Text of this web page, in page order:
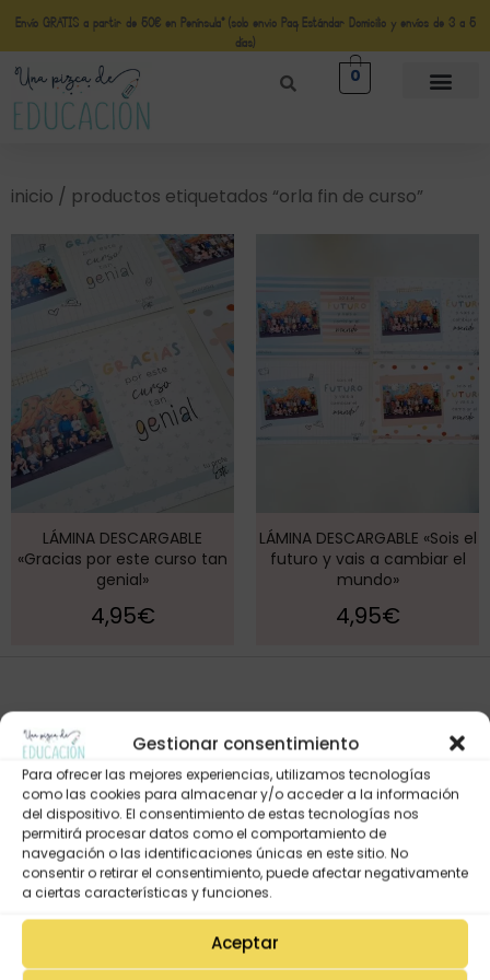
Gestionar consentimiento
Para ofrecer las mejores experiencias, utilizamos tecnologías
como las cookies para almacenar y/o acceder a la información
del dispositivo. El consentimiento de estas tecnologías nos
permitirá procesar datos como el comportamiento de
navegación o las identificaciones únicas en este sitio. No
consentir o retirar el consentimiento, puede afectar negativamente
a ciertas características y funciones.
Aceptar
Envío GRATIS a partir de 50€ en Península* (solo envio Paq Estándar Domicilio y envíos de 3 a 5
días)
0
inicio / productos etiquetados “orla fin de curso”
LÁMINA DESCARGABLE
«Gracias por este curso tan
genial»
4,95€
LÁMINA DESCARGABLE «Sois el
futuro y vais a cambiar el
mundo»
4,95€
Mi Cuenta
Lista de deseos
Mi Perfil